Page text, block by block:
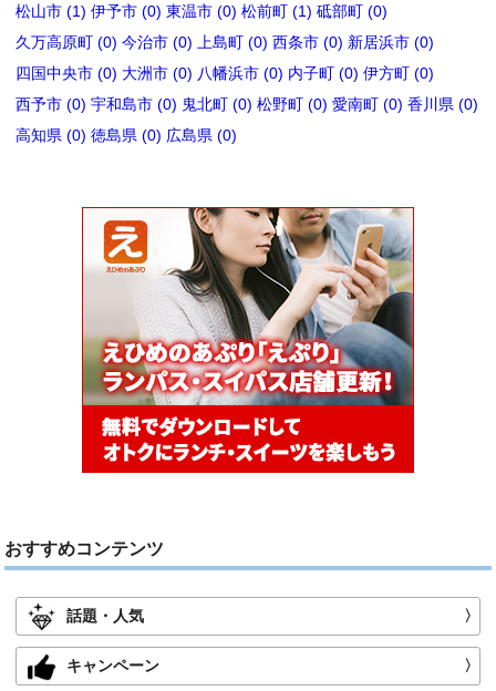
松山市 (1) 伊予市 (0) 東温市 (0) 松前町 (1) 砥部町 (0)
久万高原町 (0) 今治市 (0) 上島町 (0) 西条市 (0) 新居浜市 (0)
四国中央市 (0) 大洲市 (0) 八幡浜市 (0) 内子町 (0) 伊方町 (0)
西予市 (0) 宇和島市 (0) 鬼北町 (0) 松野町 (0) 愛南町 (0) 香川県 (0)
高知県 (0) 徳島県 (0) 広島県 (0)
おすすめコンテンツ
話題・人気 〉
キャンペーン 〉